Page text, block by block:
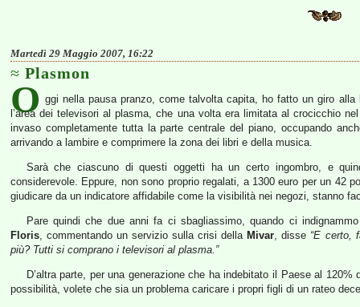
Martedì 29 Maggio 2007, 16:22
Plasmon
O ggi nella pausa pranzo, come talvolta capita, ho fatto un giro alla
l’area dei televisori al plasma, che una volta era limitata al crocicchio
invaso completamente tutta la parte centrale del piano, occupando
arrivando a lambire e comprimere la zona dei libri e della musica.
Sarà che ciascuno di questi oggetti ha un certo ingombro, e
considerevole. Eppure, non sono proprio regalati, a 1300 euro per un 42
giudicare da un indicatore affidabile come la visibilità nei negozi, stanno
Pare quindi che due anni fa ci sbagliassimo, quando ci
Floris, commentando un servizio sulla crisi della Mivar, disse “E certo,
più? Tutti si comprano i televisori al plasma.”
D’altra parte, per una generazione che ha indebitato il Paese al
possibilità, volete che sia un problema caricare i propri figli di un rateo